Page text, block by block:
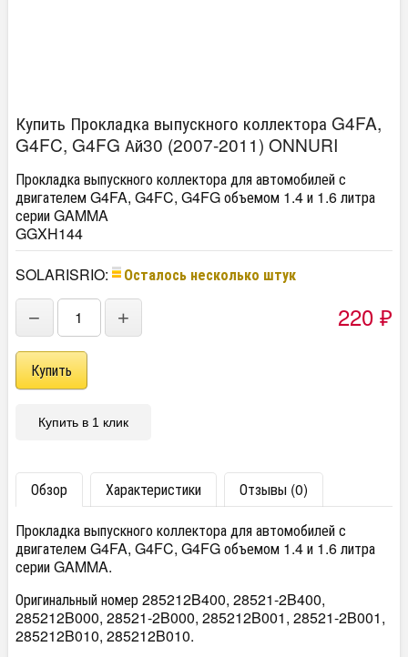
Купить Прокладка выпускного коллектора G4FA,
G4FC, G4FG Ай30 (2007-2011) ONNURI
Прокладка выпускного коллектора для автомобилей с
двигателем G4FA, G4FC, G4FG объемом 1.4 и 1.6 литра
серии GAMMA
GGXH144
SOLARISRIO:
Осталось несколько штук
− + 220 ₽
Купить в 1 клик
Обзор Характеристики
Отзывы (0)
Прокладка выпускного коллектора для автомобилей с
двигателем G4FA, G4FC, G4FG объемом 1.4 и 1.6 литра
серии GAMMA.
Оригинальный номер 285212B400, 28521-2B400,
285212B000, 28521-2B000, 285212B001, 28521-2B001,
285212B010, 285212B010.